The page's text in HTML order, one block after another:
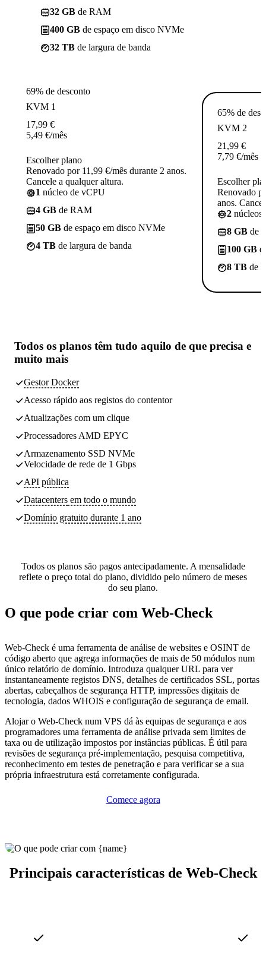
32 GB de RAM
400 GB de espaço em disco NVMe
32 TB de largura de banda
69% de desconto
KVM 1
17,99 €
5,49 €/mês
Escolher plano
Renovado por 11,99 €/mês durante 2 anos.
Cancele a qualquer altura.
1 núcleo de vCPU
4 GB de RAM
50 GB de espaço em disco NVMe
4 TB de largura de banda
65% de
KVM 2
21,99 €
7,79 €/mês
Escolher
Renovado
anos.
2 núcleos
8 GB de
100 GB
8 TB de
Todos os planos têm tudo aquilo de que precisa e
muito mais
Gestor Docker
Acesso rápido aos registos do contentor
Atualizações com um clique
Processadores AMD EPYC
Armazenamento SSD NVMe
Velocidade de rede de 1 Gbps
API pública
Datacenters em todo o mundo
Domínio gratuito durante 1 ano
Todos os planos são pagos antecipadamente. A mensalidade
reflete o preço total do plano, dividido pelo número de meses
do seu plano.
O que pode criar com Web-Check
Web-Check é uma ferramenta de análise de websites e OSINT de
código aberto que agrega informações de mais de 50 módulos num
único relatório de domínio. Introduza qualquer URL para ver
instantaneamente registos DNS, detalhes de certificados SSL, portas
abertas, cabeçalhos de segurança HTTP, impressões digitais de
tecnologia, dados WHOIS e configuração de segurança de email.
Alojar o Web-Check num VPS dá às equipas de segurança e aos
programadores uma ferramenta de análise privada sem limites de
taxa ou de utilização impostos por instâncias públicas. É útil para
revisões de segurança pré-implementação, pesquisa competitiva,
reconhecimento em testes de penetração e para verificar se a sua
própria infraestrutura está corretamente configurada.
Comece agora
Principais características de Web-Check